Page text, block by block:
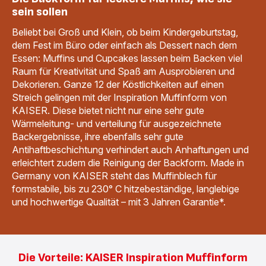
sein sollen
Beliebt bei Groß und Klein, ob beim Kindergeburtstag,
dem Fest im Büro oder einfach als Dessert nach dem
Essen: Muffins und Cupcakes lassen beim Backen viel
Raum für Kreativität und Spaß am Ausprobieren und
Dekorieren. Ganze 12 der Köstlichkeiten auf einen
Streich gelingen mit der Inspiration Muffinform von
KAISER. Diese bietet nicht nur eine sehr gute
Wärmeleitung- und verteilung für ausgezeichnete
Backergebnisse, ihre ebenfalls sehr gute
Antihaftbeschichtung verhindert auch Anhaftungen und
erleichtert zudem die Reinigung der Backform. Made in
Germany von KAISER steht das Muffinblech für
formstabile, bis zu 230° C hitzebeständige, langlebige
und hochwertige Qualität – mit 3 Jahren Garantie*.
Die Vorteile: KAISER Inspiration Muffinform